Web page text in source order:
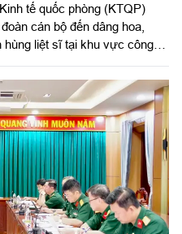
tế quốc phòng (KTQP)
cán bộ đến dâng hoa,
liệt sĩ tại khu vực công
Hùng, Đoàn trưởng Đoàn